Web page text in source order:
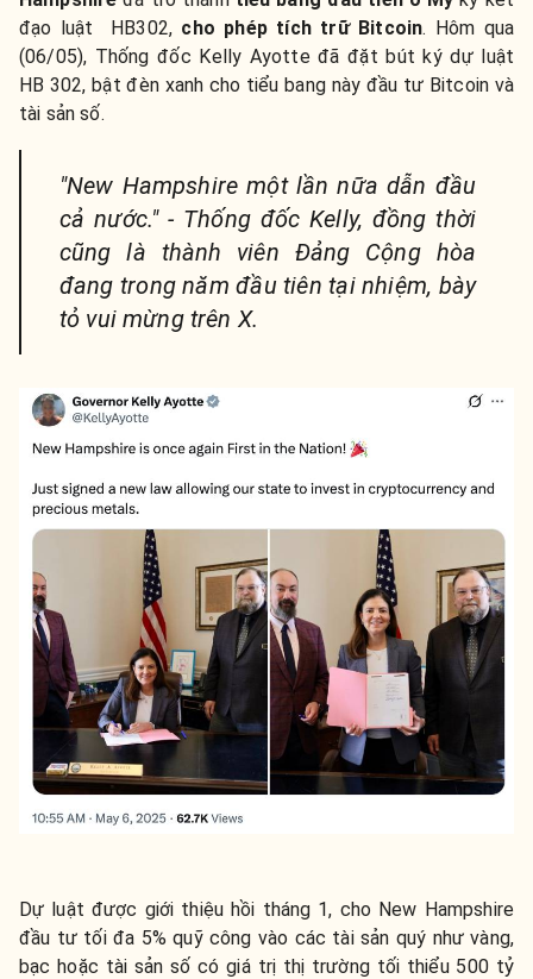
đạo luật HB302, cho phép tích trữ Bitcoin. Hôm qua
(06/05), Thống đốc Kelly Ayotte đã đặt bút ký dự luật
HB 302, bật đèn xanh cho tiểu bang này đầu tư Bitcoin và
tài sản số.
"New Hampshire một lần nữa dẫn đầu
cả nước." - Thống đốc Kelly, đồng thời
cũng là thành viên Đảng Cộng hòa
đang trong năm đầu tiên tại nhiệm, bày
tỏ vui mừng trên X.
Dự luật được giới thiệu hồi tháng 1, cho New Hampshire
đầu tư tối đa 5% quỹ công vào các tài sản quý như vàng,
bạc hoặc tài sản số có giá trị thị trường tối thiểu 500 tỷ